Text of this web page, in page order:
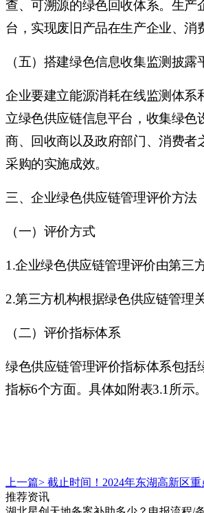
查、可溯源的绿色回收体系。生
台，实现废旧产品在生产企业、
（五）搭建绿色信息收集监测披露
企业要建立能源消耗在线监测体
立绿色供应链信息平台，收集绿
商、回收商以及政府部门、消费
采购的实施成效。
三、企业绿色供应链管理评价方法
（一）评价方式
1.企业绿色供应链管理评价由第三
2.第三方机构根据绿色供应链管理
（二）评价指标体系
绿色供应链管理评价指标体系包
指标6个方面。具体如附表3.1所示。
上一篇> 截止时间！2024年东湖高新区
推荐资讯